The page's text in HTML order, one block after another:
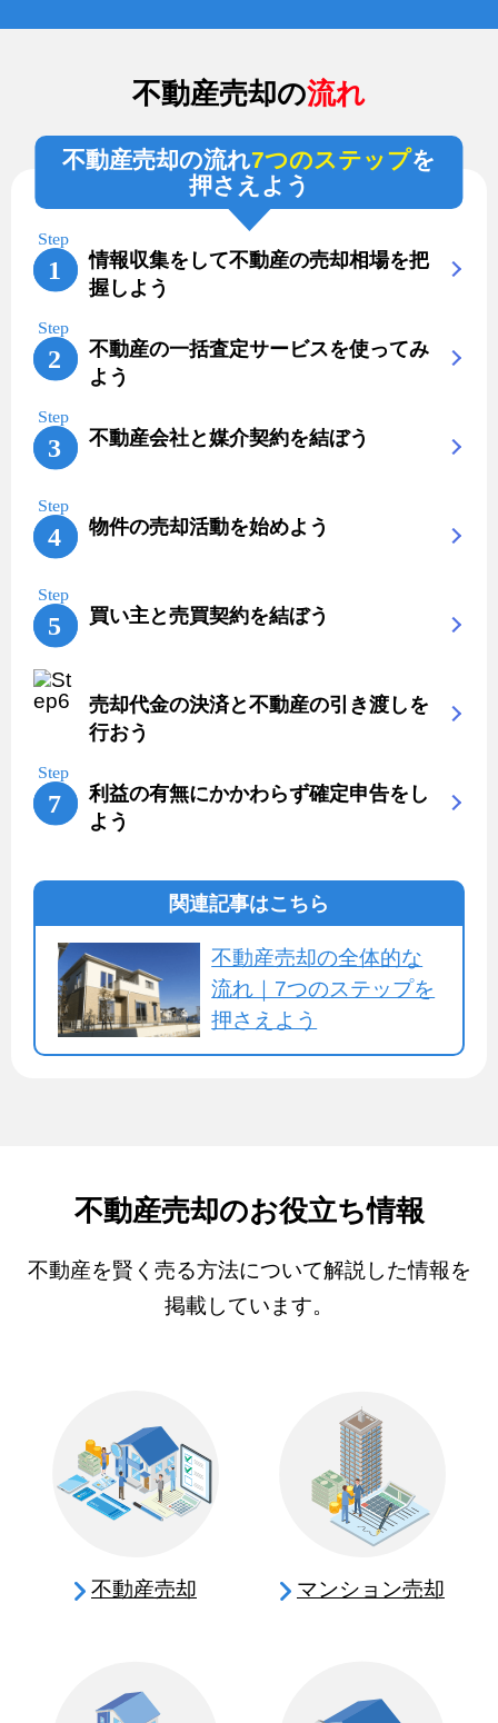
不動産売却の流れ
不動産売却の流れ7つのステップを
押さえよう
情報収集をして不動産の売却相場を把
握しよう
不動産の一括査定サービスを使ってみ
よう
不動産会社と媒介契約を結ぼう
物件の売却活動を始めよう
買い主と売買契約を結ぼう
売却代金の決済と不動産の引き渡しを
行おう
利益の有無にかかわらず確定申告をし
よう
関連記事はこちら
不動産売却の全体的な
流れ｜7つのステップを
押さえよう
不動産売却のお役立ち情報
不動産を賢く売る方法について解説した情報を
掲載しています。
不動産売却 マンション売却